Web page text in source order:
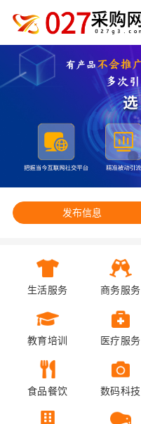
发布信息
生活服务 商务服务
教育培训 医疗服务
食品餐饮 数码科技